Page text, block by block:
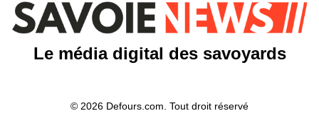
Le média digital des savoyards
© 2026 Defours.com. Tout droit réservé